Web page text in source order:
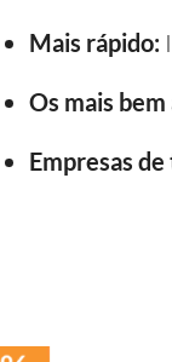
Mais rápido:
Os mais
Empresas